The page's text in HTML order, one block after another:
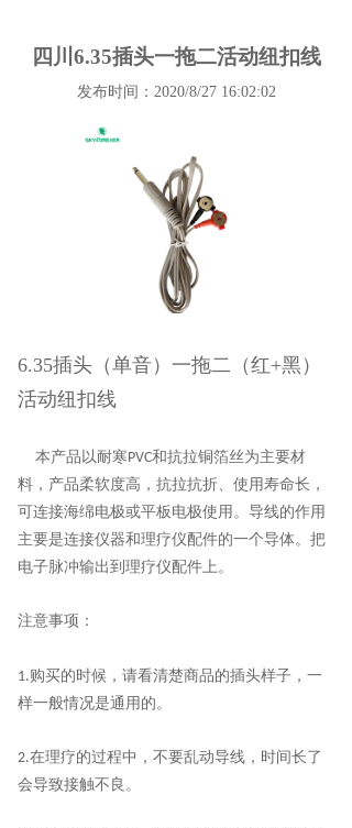
四川6.35插头一拖二活动纽扣线
发布时间：2020/8/27 16:02:02
6.35插头（单音）一拖二（红+黑）
活动纽扣线
本产品以耐寒 PVC和抗拉铜箔丝为主要材
料，产品柔软度高，抗拉抗折、使用寿命长 ，
可连接海绵电极或平板电极使用。导线的作用
主要是连接仪器和理疗仪配件的一个导体。把
电子脉冲输出到理疗仪配件上。
注意事项：
1.购买的时候，请看清楚商品的插头样子，一
样一般情况是通用的。
2.在理疗的过程中，不要乱动导线，时间长了
会导致接触不良。